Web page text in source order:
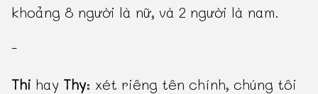
khoảng 8 người là nữ, và 2 người là nam.
-
Thi hay Thy: xét riêng tên chính, chúng tôi